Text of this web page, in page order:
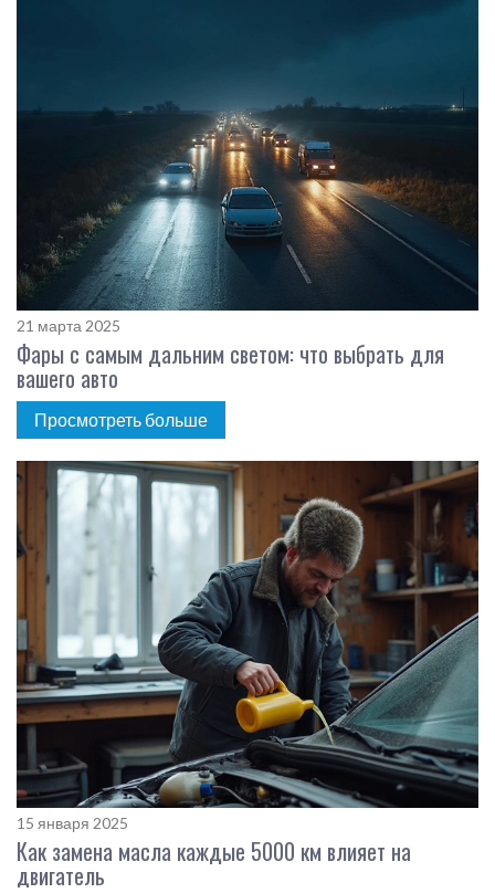
21 марта 2025
Фары с самым дальним светом: что выбрать для
вашего авто
Просмотреть больше
15 января 2025
Как замена масла каждые 5000 км влияет на
двигатель